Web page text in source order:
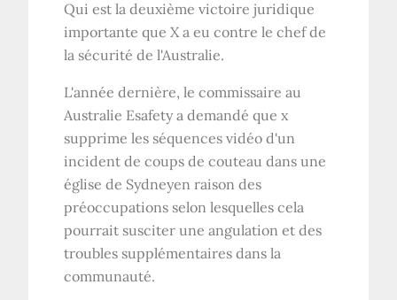
Qui est la deuxième victoire juridique
importante que X a eu contre le chef de
la sécurité de l'Australie.
L'année dernière, le commissaire au
Australie Esafetya demandé que x
supprime les séquences vidéo d'un
incident de coups de couteau dans une
église de Sydneyen raison des
préoccupations selon lesquelles cela
pourrait susciter une angulation et des
troubles supplémentaires dans la
communauté.